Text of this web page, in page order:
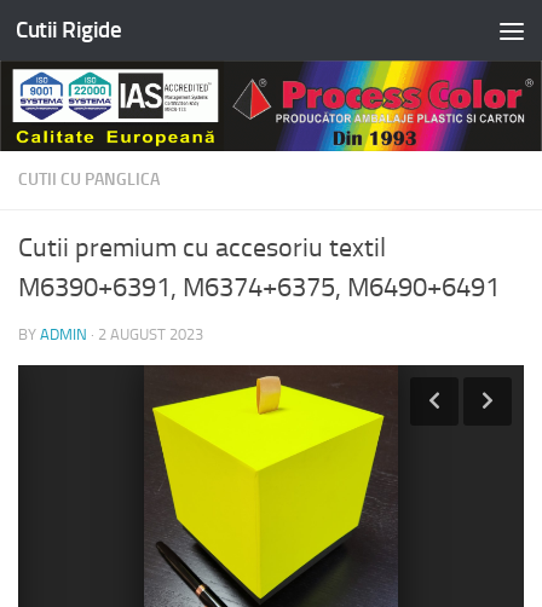
Skip to content
Cutii Rigide
CUTII CU PANGLICA
Cutii premium cu accesoriu textil
M6390+6391, M6374+6375, M6490+6491
BY ADMIN · 2 AUGUST 2023